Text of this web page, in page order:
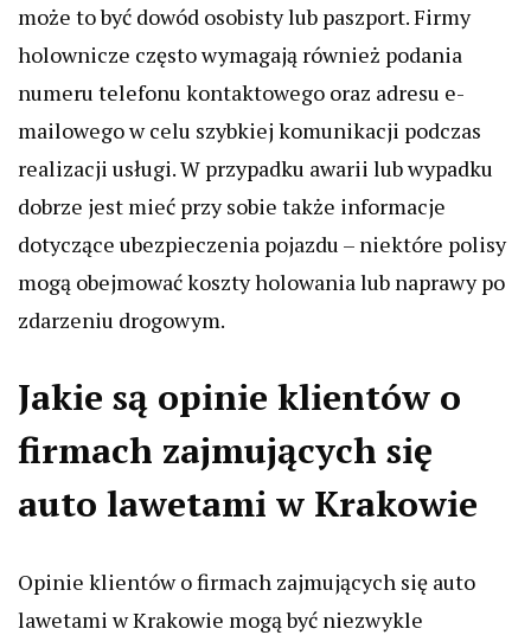
może to być dowód osobisty lub paszport. Firmy
holownicze często wymagają również podania
numeru telefonu kontaktowego oraz adresu e-
mailowego w celu szybkiej komunikacji podczas
realizacji usługi. W przypadku awarii lub wypadku
dobrze jest mieć przy sobie także informacje
dotyczące ubezpieczenia pojazdu – niektóre polisy
mogą obejmować koszty holowania lub naprawy po
zdarzeniu drogowym.
Jakie są opinie klientów o
firmach zajmujących się
auto lawetami w Krakowie
Opinie klientów o firmach zajmujących się auto
lawetami w Krakowie mogą być niezwykle